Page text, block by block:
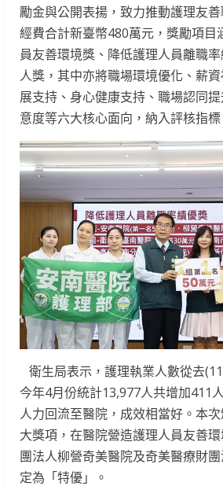
勵金與公開表揚，致力推動護理友
經費合計新臺幣480萬元，獎勵項目
員友善環境獎、降低護理人員離職
人獎，其中亦將職場環境優化、薪
展支持、身心健康支持、職場認同
意度等六大核心面向，納入評核指標
衛生局表示，護理執業人數從去
今年4月份統計13,977人共增加411
人力回流至醫院，成效相當好。本
大獎項，在醫院營造護理人員友善
團法人柳營奇美醫院及奇美醫療財
定為「特優」。